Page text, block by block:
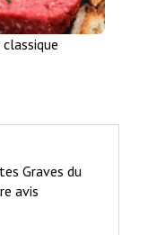
Graves du
avis